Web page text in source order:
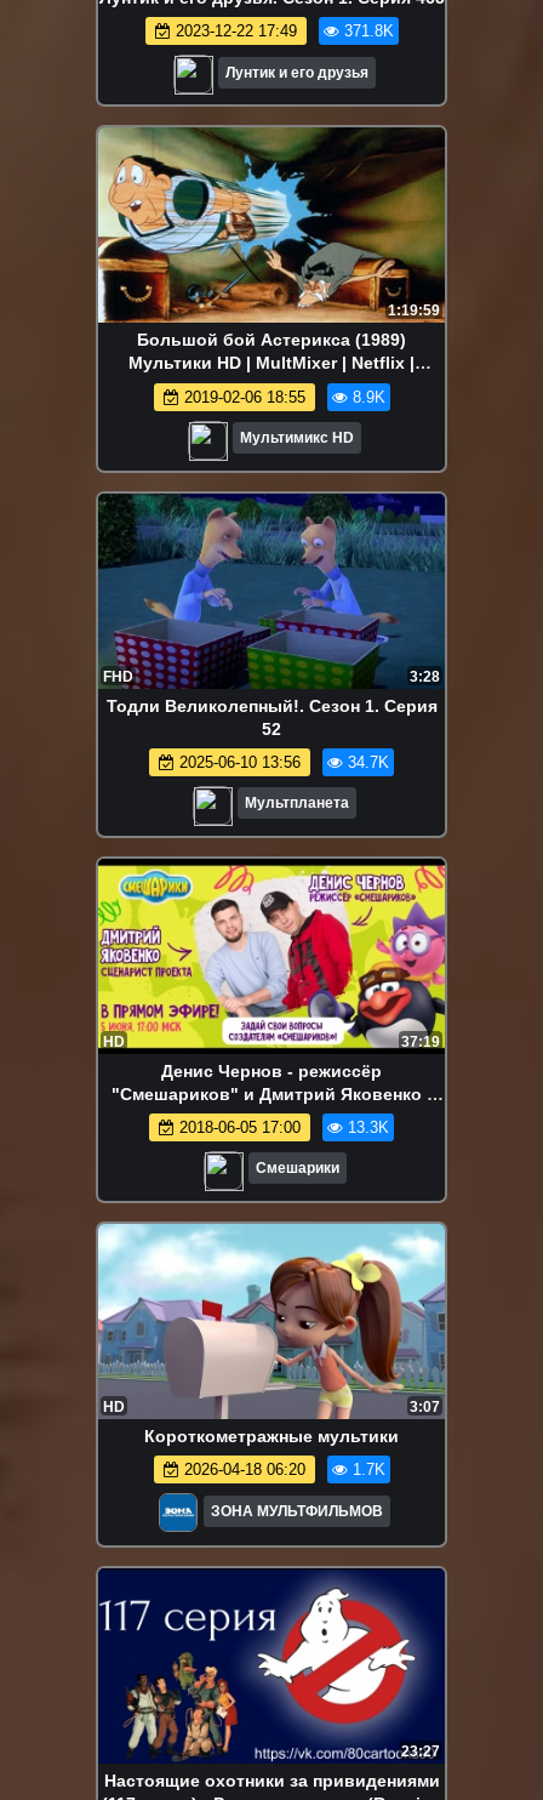
2023-12-22 17:49 371.8K
Лунтик и его друзья
1:19:59
Большой бой Астерикса (1989)
Мультики HD | MultMixer | Netflix |
Disney
2019-02-06 18:55 8.9K
Мультимикс HD
FHD 3:28
Тодли Великолепный!. Сезон 1. Серия
52
2025-06-10 13:56 34.7K
Мультпланета
HD 37:19
Денис Чернов - режиссёр
"Смешариков" и Дмитрий Яковенко -
сценарист проекта - в прямом эфире!
2018-06-05 17:00 13.3K
Смешарики
HD 3:07
Короткометражные мультики
2026-04-18 06:20 1.7K
ЗОНА МУЛЬТФИЛЬМОВ
23:27
Настоящие охотники за привидениями